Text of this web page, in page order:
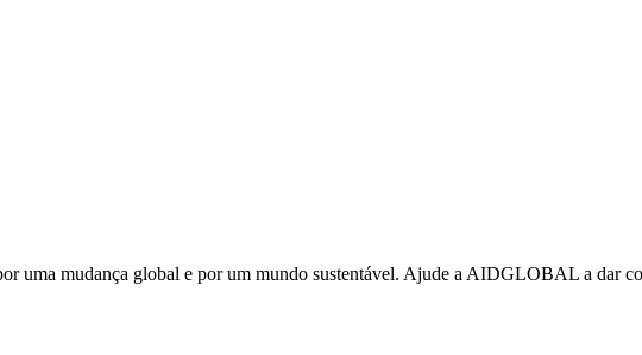
uma mudança global e por um mundo sustentável. Ajude a AIDGLOBAL a dar